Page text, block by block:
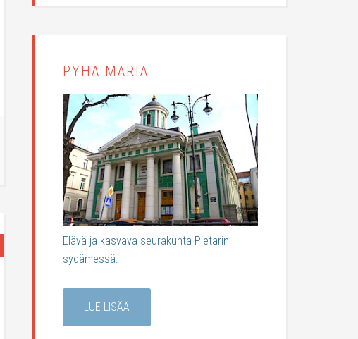
PYHÄ MARIA
Elävä ja kasvava seurakunta Pietarin
sydämessä.
LUE LISÄÄ